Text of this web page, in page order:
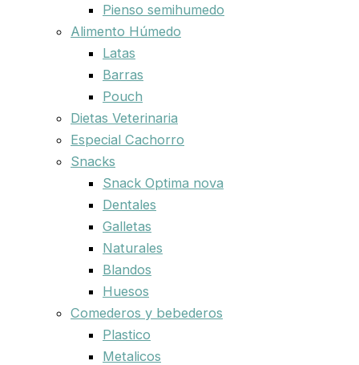
Pienso semihumedo
Alimento Húmedo
Latas
Barras
Pouch
Dietas Veterinaria
Especial Cachorro
Snacks
Snack Optima nova
Dentales
Galletas
Naturales
Blandos
Huesos
Comederos y bebederos
Plastico
Metalicos